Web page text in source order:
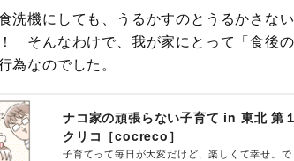
洗機にしても、うるかすのとうるかさな
そんなわけで、我が家にとって「食後
為なのでした。
ナコ家の頑張らない子育て in 東北 第１
クリコ［cocreco］
子育てって毎日が大変だけど、楽しくて幸せ。